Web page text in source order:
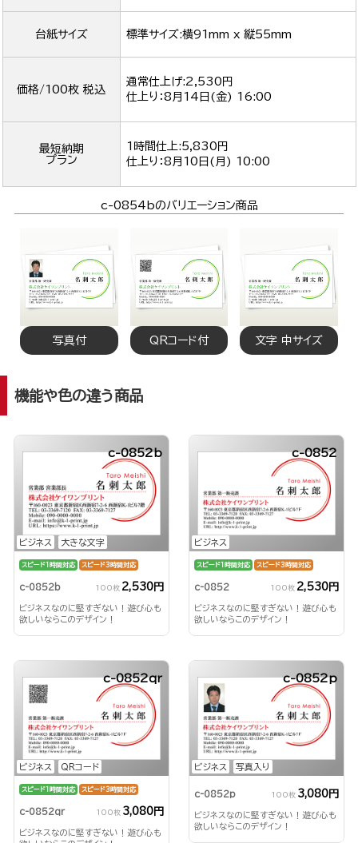
台紙サイズ 標準サイズ:横91mm x 縦55mm
価格/100枚 税込
通常仕上げ:2,530円
仕上り：8月14日(金) 16:00
最短納期
プラン
1時間仕上:5,830円
仕上り：8月10日(月) 10:00
c-0854bのバリエーション商品
写真付 QRコード付 文字 中サイズ
機能や色の違う商品
ビジネス 大きな文字
c-0852b
スピード1時間対応 スピード3時間対応
c-0852b 100枚 2,530円
ビジネスなのに堅すぎない！遊び心も
欲しいならこのデザイン！
ビジネス
c-0852
スピード1時間対応 スピード3時間対応
c-0852 100枚 2,530円
ビジネスなのに堅すぎない！遊び心も
欲しいならこのデザイン！
ビジネス QRコード
c-0852qr
スピード1時間対応 スピード3時間対応
c-0852qr 100枚 3,080円
ビジネスなのに堅すぎない！遊び心も
ビジネス 写真入り
c-0852p
c-0852p 100枚 3,080円
ビジネスなのに堅すぎない！遊び心も
欲しいならこのデザイン！